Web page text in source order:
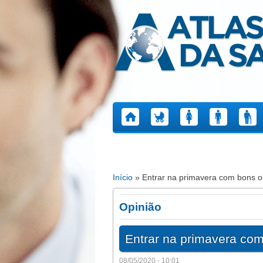
Atlas da Saúde
Está aqui
Início » Entrar na primavera com bons
Opinião
Entrar na primavera
08/05/2020 - 10:01